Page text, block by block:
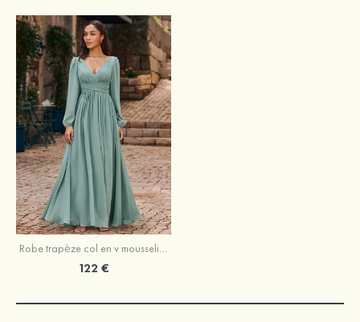
Robe trapèze col en v mousseline longueur ras du sol robe de demoiselle d'honneur avec plissé
122 €